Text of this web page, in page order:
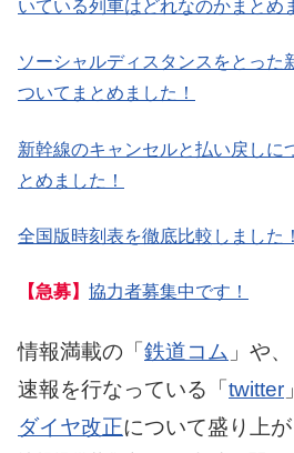
いている列車はどれなのかまとめ
ソーシャルディスタンスをとった
ついてまとめました！
新幹線のキャンセルと払い戻しに
とめました！
全国版時刻表を徹底比較しました！
【急募】 協力者募集中です！
情報満載の「鉄道コム 」や、
速報を行なっている「twitter
ダイヤ改正について盛り上が